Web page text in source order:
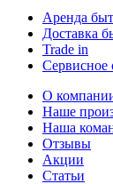
Аренда
Доставка
Trade in
Сервисное
О
Наше
Наша
Отзывы
Акции
Статьи